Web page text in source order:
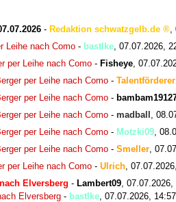
- Redaktion schwatzgelb.de
Leihe nach Como - bastlke 07.07.2026,
per Leihe nach Como - Fisheye
per Leihe nach Como - Talentförderer
per Leihe nach Como -
per Leihe nach Como - madball
per Leihe nach Como - Motzki09
per Leihe nach Como - Smeller
per Leihe nach Como - Ulrich
Elversberg - Lambert09 07.07.2026,
Elversberg - bastlke 07.07.2026, 14:57